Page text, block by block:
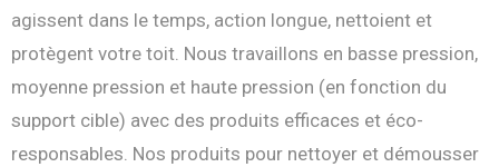
agissent dans le temps, action longue, nettoient et
protègent votre toit. Nous travaillons en basse pression,
moyenne pression et haute pression (en fonction du
support cible) avec des produits efficaces et éco-
responsables. Nos produits pour nettoyer et démousser